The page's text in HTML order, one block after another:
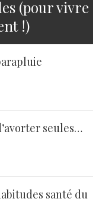
(pour vivre
!)
seules…
santé du